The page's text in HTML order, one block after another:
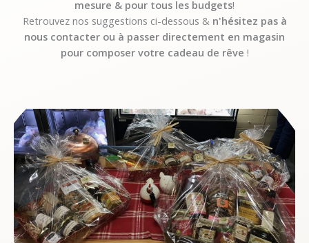
mesure & pour tous les budgets!
Retrouvez nos suggestions ci-dessous & n'hésitez pas à
nous contacter ou à passer directement en magasin
pour composer votre cadeau de rêve !